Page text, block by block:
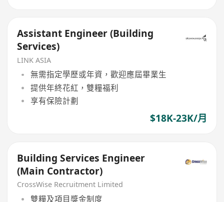
Assistant Engineer (Building
Services)
LINK ASIA
無需指定學歷或年資，歡迎應屆畢業生
提供年終花紅，雙糧福利
享有保險計劃
$18K-23K/月
Building Services Engineer
(Main Contractor)
CrossWise Recruitment Limited
雙糧及項目獎金制度